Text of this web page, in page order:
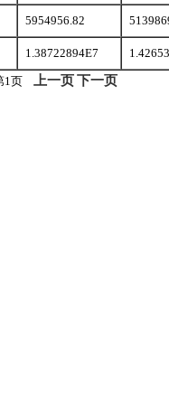
5954956.82
1.38722894E7
1页 上一页 下一页